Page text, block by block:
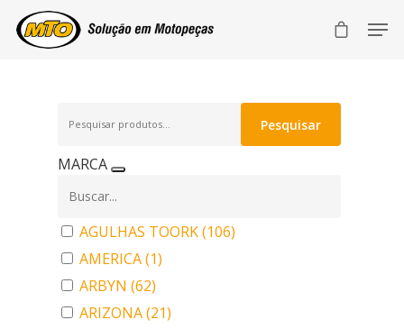
por:
Pesquisar
MARCA
AGULHAS TOORK(106)
AMERICA(1)
ARBYN (62)
ARIZONA(21)